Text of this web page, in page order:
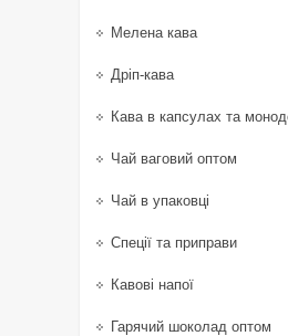
Мелена кава
Дріп-кава
Кава в капсулах та
Чай ваговий оптом
Чай в упаковці
Спеції та приправи
Кавові напої
Гарячий шоколад оптом